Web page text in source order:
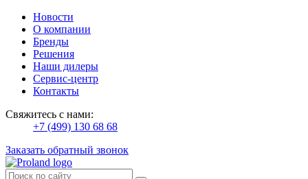
Новости
О компании
Бренды
Решения
Наши дилеры
Сервис-центр
Контакты
Свяжитесь с нами:
+7 (499) 130 68 68
Заказать обратный звонок